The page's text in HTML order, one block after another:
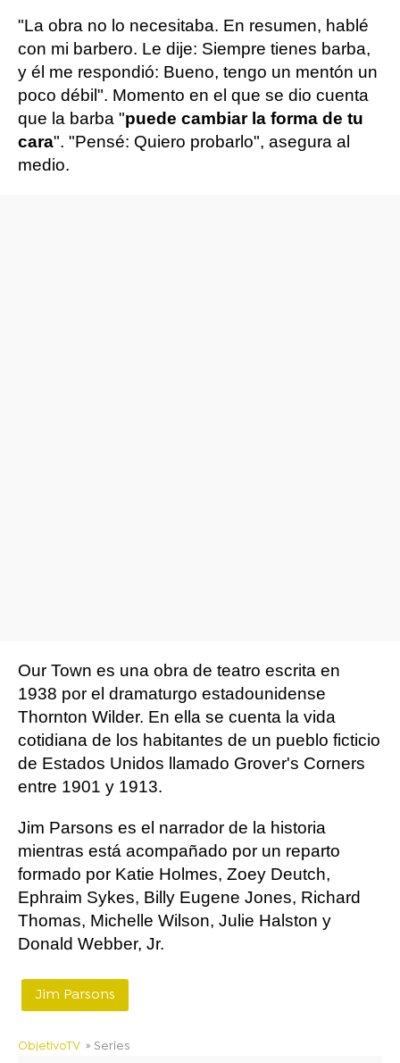
"La obra no lo necesitaba. En resumen, hablé
con mi barbero. Le dije: Siempre tienes barba,
y él me respondió: Bueno, tengo un mentón un
poco débil". Momento en el que se dio cuenta
que la barba "puede cambiar la forma de tu
cara". "Pensé: Quiero probarlo", asegura al
medio.
Our Town es una obra de teatro escrita en
1938 por el dramaturgo estadounidense
Thornton Wilder. En ella se cuenta la vida
cotidiana de los habitantes de un pueblo ficticio
de Estados Unidos llamado Grover's Corners
entre 1901 y 1913.
Jim Parsons es el narrador de la historia
mientras está acompañado por un reparto
formado por Katie Holmes, Zoey Deutch,
Ephraim Sykes, Billy Eugene Jones, Richard
Thomas, Michelle Wilson, Julie Halston y
Donald Webber, Jr.
Jim Parsons
ObjetivoTV » Series